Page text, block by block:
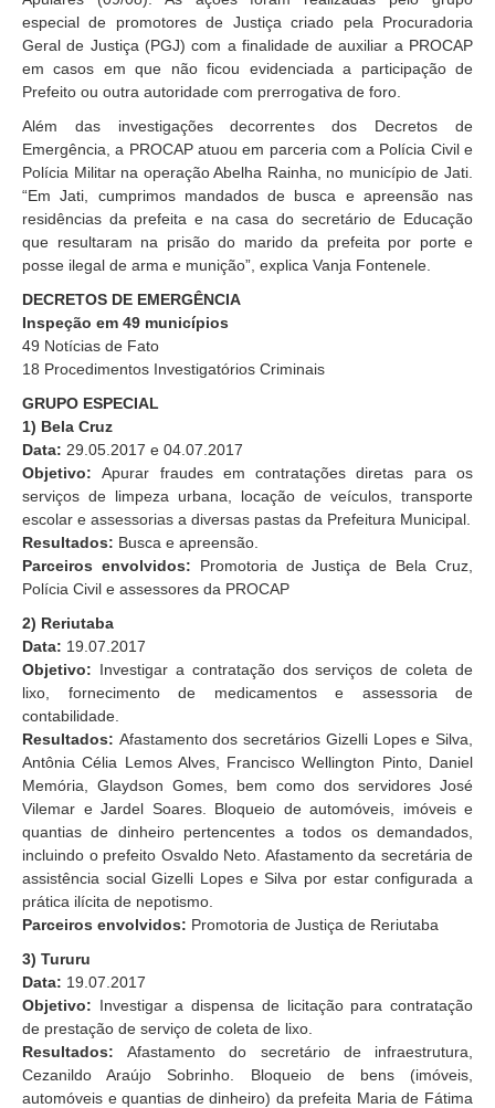
especial de promotores de Justiça criado pela Procuradoria
Geral de Justiça (PGJ) com a finalidade de auxiliar a PROCAP
em casos em que não ficou evidenciada a participação de
Prefeito ou outra autoridade com prerrogativa de foro.
Além das investigações decorrentes dos Decretos de
Emergência, a PROCAP atuou em parceria com a Polícia Civil e
Polícia Militar na operação Abelha Rainha, no município de Jati.
“Em Jati, cumprimos mandados de busca e apreensão nas
residências da prefeita e na casa do secretário de Educação
que resultaram na prisão do marido da prefeita por porte e
posse ilegal de arma e munição”, explica Vanja Fontenele.
DECRETOS DE EMERGÊNCIA
Inspeção em 49 municípios
49 Notícias de Fato
18 Procedimentos Investigatórios Criminais
GRUPO ESPECIAL
1) Bela Cruz
Data: 29.05.2017 e 04.07.2017
Objetivo: Apurar fraudes em contratações diretas para os
serviços de limpeza urbana, locação de veículos, transporte
escolar e assessorias a diversas pastas da Prefeitura Municipal.
Resultados: Busca e apreensão.
Parceiros envolvidos: Promotoria de Justiça de Bela Cruz,
Polícia Civil e assessores da PROCAP
2) Reriutaba
Data: 19.07.2017
Objetivo: Investigar a contratação dos serviços de coleta de
lixo, fornecimento de medicamentos e assessoria de
contabilidade.
Resultados: Afastamento dos secretários Gizelli Lopes e Silva,
Antônia Célia Lemos Alves, Francisco Wellington Pinto, Daniel
Memória, Glaydson Gomes, bem como dos servidores José
Vilemar e Jardel Soares. Bloqueio de automóveis, imóveis e
quantias de dinheiro pertencentes a todos os demandados,
incluindo o prefeito Osvaldo Neto. Afastamento da secretária de
assistência social Gizelli Lopes e Silva por estar configurada a
prática ilícita de nepotismo.
Parceiros envolvidos: Promotoria de Justiça de Reriutaba
3) Tururu
Data: 19.07.2017
Objetivo: Investigar a dispensa de licitação para contratação
de prestação de serviço de coleta de lixo.
Resultados: Afastamento do secretário de infraestrutura,
Cezanildo Araújo Sobrinho. Bloqueio de bens (imóveis,
automóveis e quantias de dinheiro) da prefeita Maria de Fátima